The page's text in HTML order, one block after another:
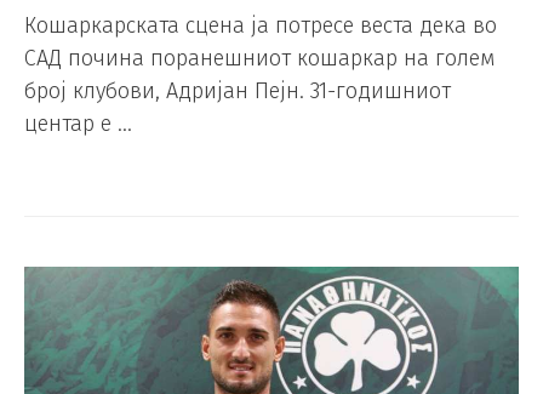
Кошаркарската сцена ја потресе веста дека во
САД почина поранешниот кошаркар на голем
број клубови, Адријан Пејн. 31-годишниот
центар е …